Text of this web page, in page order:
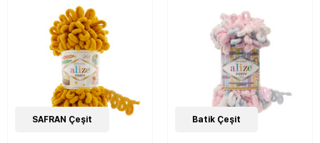
89Çeşit
SAFRAN Çeşit 36Çeşit
Batik Çeşit